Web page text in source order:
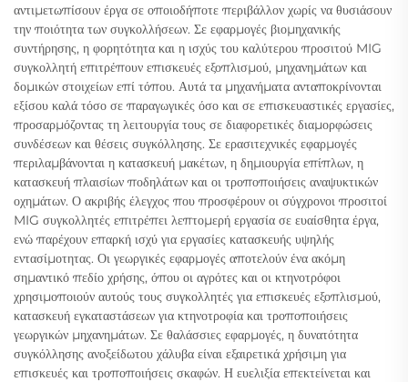
αντιμετωπίσουν έργα σε οποιοδήποτε περιβάλλον χωρίς να θυσιάσουν
την ποιότητα των συγκολλήσεων. Σε εφαρμογές βιομηχανικής
συντήρησης, η φορητότητα και η ισχύς του καλύτερου προσιτού MIG
συγκολλητή επιτρέπουν επισκευές εξοπλισμού, μηχανημάτων και
δομικών στοιχείων επί τόπου. Αυτά τα μηχανήματα ανταποκρίνονται
εξίσου καλά τόσο σε παραγωγικές όσο και σε επισκευαστικές εργασίες,
προσαρμόζοντας τη λειτουργία τους σε διαφορετικές διαμορφώσεις
συνδέσεων και θέσεις συγκόλλησης. Σε ερασιτεχνικές εφαρμογές
περιλαμβάνονται η κατασκευή μακέτων, η δημιουργία επίπλων, η
κατασκευή πλαισίων ποδηλάτων και οι τροποποιήσεις αναψυκτικών
οχημάτων. Ο ακριβής έλεγχος που προσφέρουν οι σύγχρονοι προσιτοί
MIG συγκολλητές επιτρέπει λεπτομερή εργασία σε ευαίσθητα έργα,
ενώ παρέχουν επαρκή ισχύ για εργασίες κατασκευής υψηλής
εντασίμοτητας. Οι γεωργικές εφαρμογές αποτελούν ένα ακόμη
σημαντικό πεδίο χρήσης, όπου οι αγρότες και οι κτηνοτρόφοι
χρησιμοποιούν αυτούς τους συγκολλητές για επισκευές εξοπλισμού,
κατασκευή εγκαταστάσεων για κτηνοτροφία και τροποποιήσεις
γεωργικών μηχανημάτων. Σε θαλάσσιες εφαρμογές, η δυνατότητα
συγκόλλησης ανοξείδωτου χάλυβα είναι εξαιρετικά χρήσιμη για
επισκευές και τροποποιήσεις σκαφών. Η ευελιξία επεκτείνεται και